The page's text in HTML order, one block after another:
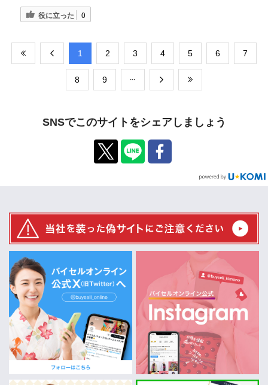
役に立った 0
​1 ​2 ​3 ​4 ​5 ​6 ​7
​8 ​9
SNSでこのサイトをシェアしましょう